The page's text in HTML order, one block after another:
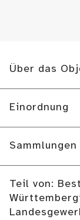
Über das
Einordnung
Sammlungen
Teil von: